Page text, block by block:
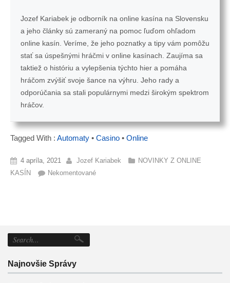
Jozef Kariabek je odborník na online kasína na Slovensku
a jeho články sú zameraný na pomoc ľuďom ohľadom
online kasín. Veríme, že jeho poznatky a tipy vám pomôžu
stať sa úspešnými hráčmi v online kasínach. Zaujíma sa
taktiež o históriu a vylepšenia týchto hier a pomáha
hráčom zvýšiť svoje šance na výhru. Jeho rady a
odporúčania sa stali populárnymi medzi širokým spektrom
hráčov.
Tagged With : Automaty • Casino • Online
4 apríla, 2021 Jozef Kariabek
NOVINKY Z ONLINE
KASÍN
Nekomentované
Najnovšie Správy